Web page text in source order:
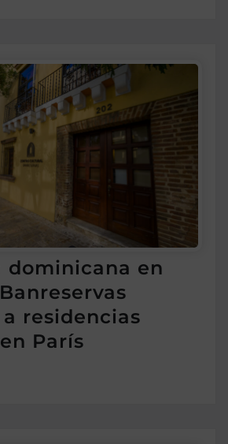
dominicana en
residencias
París